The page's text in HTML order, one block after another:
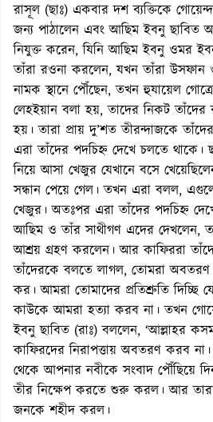
রাসূল (ছাঃ) একবার দশ ব্যক্তিকে
জন্য পাঠালেন এবং আছিম ইবনু ছাবিত
নিযুক্ত করেন, যিনি আছিম ইবনু ওমর
তাঁরা রওনা করলেন, যখন তাঁরা উসফান
নামক স্থানে পৌঁছেন, তখন হুযায়েল
লেহইয়ান বলা হয়, তাদের নিকট তাঁদের
হয়। তারা প্রায় দু’শত তীরন্দাজকে
এরা তাঁদের পদচিহ্ন দেখে চলতে থাকে।
নিয়ে আসা খেজুর যেখানে বসে
সন্ধান পেয়ে গেল। তখন এরা বলল,
খেজুর। অতঃপর এরা তাঁদের পদচিহ্ন
আছিম ও তাঁর সাথীগণ এদের দেখলেন,
আশ্রয় গ্রহণ করলেন। আর কাফিররা
তাঁদেরকে বলতে লাগল, তোমরা অবতরণ
কর। আমরা তোমাদের প্রতিশ্রুতি দিচ্ছি
কাউকে আমরা হত্যা করব না। তখন
ইবনু ছাবিত (রাঃ) বললেন, ‘আল্লাহর
কাফিরদের নিরাপত্তায় অবতরণ করব
থেকে আপনার নবীকে সংবাদ পৌঁছিয়ে
তীর নিক্ষেপ করতে শুরু করল। আর
জনকে শহীদ করল।